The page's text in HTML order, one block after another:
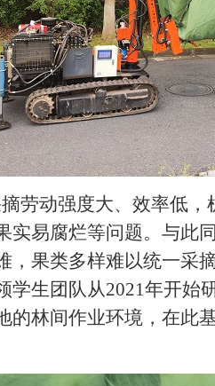
劳动强度大、效率低
实易腐烂等问题。与此
，果类多样难以统一采
学生团队从2021年开始
的林间作业环境，在此